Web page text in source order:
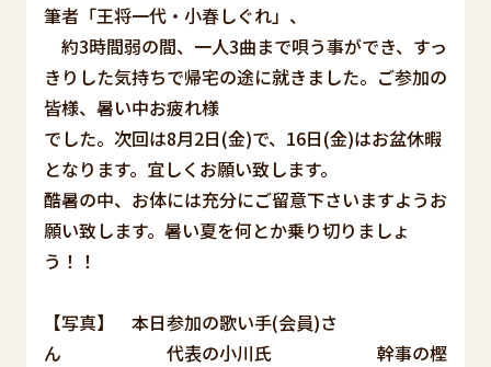
筆者「王将一代・小春しぐれ」、
約3時間弱の間、一人3曲まで唄う事ができ、すっ
きりした気持ちで帰宅の途に就きました。ご参加の
皆様、暑い中お疲れ様
でした。次回は8月2日(金)で、16日(金)はお盆休暇
となります。宜しくお願い致します。
酷暑の中、お体には充分にご留意下さいますようお
願い致します。暑い夏を何とか乗り切りましょ
う！！
【写真】 本日参加の歌い手(会員)さ
ん 代表の小川氏 幹事の樫